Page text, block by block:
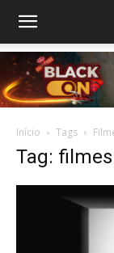
Início Tags
Tag: filmes